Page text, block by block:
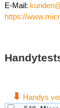
E-Mail:
https://
Handys